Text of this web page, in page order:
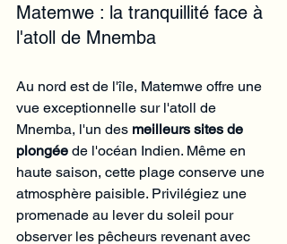
Matemwe : la tranquillité face à
l'atoll de Mnemba
Au nord est de l'île, Matemwe offre une
vue exceptionnelle sur l'atoll de
Mnemba, l'un des meilleurs sites de
plongée de l'océan Indien. Même en
haute saison, cette plage conserve une
atmosphère paisible. Privilégiez une
promenade au lever du soleil pour
observer les pêcheurs revenant avec